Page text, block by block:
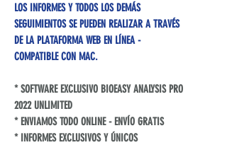
LOS INFORMES Y TODOS LOS DEMÁS
SEGUIMIENTOS SE PUEDEN REALIZAR A TRAVÉS
DE LA PLATAFORMA WEB EN LÍNEA -
COMPATIBLE CON MAC.
* SOFTWARE EXCLUSIVO BIOEASY ANALYSIS PRO
2022 UNLIMITED
* ENVIAMOS TODO ONLINE - ENVÍO GRATIS
* INFORMES EXCLUSIVOS Y ÚNICOS